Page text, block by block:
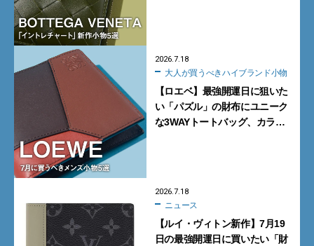
2026.7.18
大人が買うべきハイブランド小物
【ロエベ】最強開運日に狙いた
い「パズル」の財布にユニーク
な3WAYトートバッグ、カラフ
2026.7.18
ニュース
【ルイ・ヴィトン新作】7月19
日の最強開運日に買いたい「財